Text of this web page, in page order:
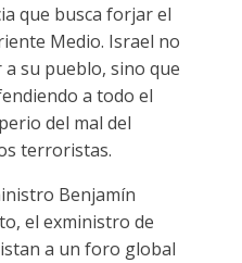
que busca forjar el
Medio. Israel no
su pueblo, sino que
a todo el
del mal del
terroristas.
Benjamín
el exministro de
a un foro global